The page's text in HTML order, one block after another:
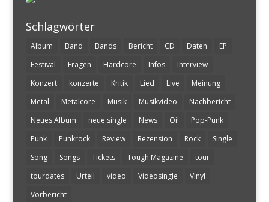
Schlagwörter
Album Band Bands Bericht CD Daten
EP
Festival
Fragen Hardcore Infos
Interview
Konzert
konzerte Kritik Lied Live
Meinung
Metal
Metalcore Musik Musikvideo
Nachbericht
Neues Album
neue single News Oi!
Pop-Punk
Punk
Punkrock Review Rezension Rock
Single
Song
Songs Tickets Tough Magazine
tour
tourdates
Urteil video Videosingle
Vinyl
Vorbericht